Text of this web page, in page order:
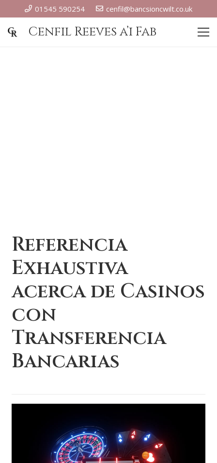
01545 590254 cenfil@bancsioncwilt.co.uk
Cenfil Reeves a’i Fab
Referencia
Exhaustiva
acerca de Casinos
con
Transferencia
Bancarias